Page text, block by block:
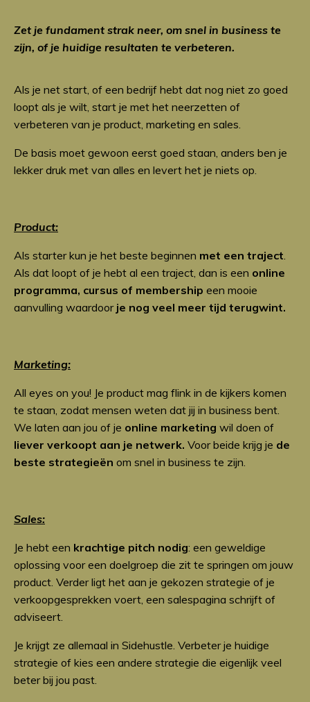
Zet je fundament strak neer, om snel in business te
zijn, of je huidige resultaten te verbeteren.
Als je net start, of een bedrijf hebt dat nog niet zo goed
loopt als je wilt, start je met het neerzetten of
verbeteren van je product, marketing en sales.
De basis moet gewoon eerst goed staan, anders ben je
lekker druk met van alles en levert het je niets op.
Product:
Als starter kun je het beste beginnen met een traject
Als dat loopt of je hebt al een traject, dan is een online
programma, cursus of membership een mooie
aanvulling waardoor je nog veel meer tijd terugwint.
Marketing:
All eyes on you! Je product mag flink in de kijkers komen
te staan, zodat mensen weten dat jij in business bent.
We laten aan jou of je online marketing wil doen of
liever verkoopt aan je netwerk. Voor beide krijg je de
beste strategieën om snel in business te zijn.
Sales:
Je hebt een krachtige pitch nodig: een geweldige
oplossing voor een doelgroep die zit te springen om jouw
product. Verder ligt het aan je gekozen strategie of je
verkoopgesprekken voert, een salespagina schrijft of
adviseert.
Je krijgt ze allemaal in Sidehustle. Verbeter je huidige
strategie of kies een andere strategie die eigenlijk veel
beter bij jou past.